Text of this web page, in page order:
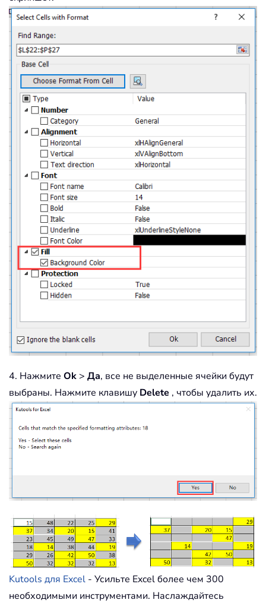
4. Нажмите Ok > Да, все не выделенные ячейки будут
выбраны. Нажмите клавишу Delete , чтобы удалить их.
Kutools для Excel - Усильте Excel более чем 300
необходимыми инструментами. Наслаждайтесь